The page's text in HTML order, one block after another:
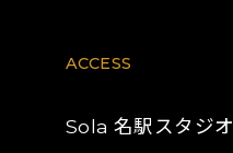
ACCESS
Sola 名駅スタジオ